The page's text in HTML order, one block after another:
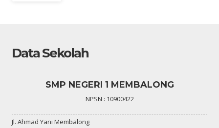
Data Sekolah
SMP NEGERI 1 MEMBALONG
NPSN : 10900422
Jl. Ahmad Yani Membalong